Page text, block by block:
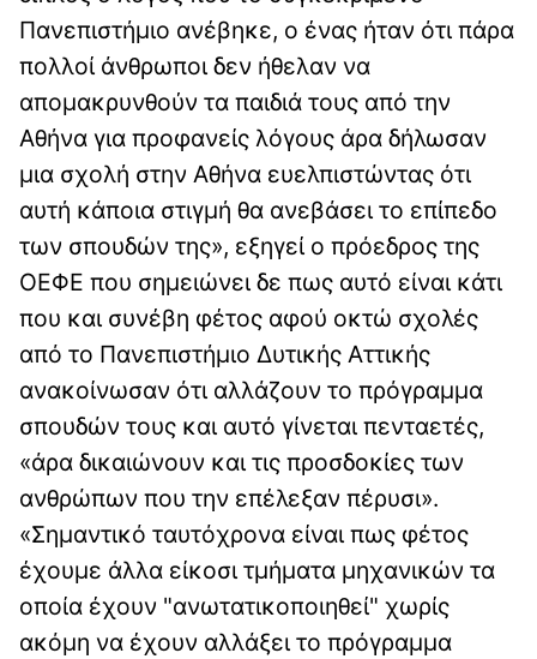
Πανεπιστήμιο ανέβηκε, ο ένας ήταν ότι πάρα
πολλοί άνθρωποι δεν ήθελαν να
απομακρυνθούν τα παιδιά τους από την
Αθήνα για προφανείς λόγους άρα δήλωσαν
μια σχολή στην Αθήνα ευελπιστώντας ότι
αυτή κάποια στιγμή θα ανεβάσει το επίπεδο
των σπουδών της», εξηγεί ο πρόεδρος της
ΟΕΦΕ που σημειώνει δε πως αυτό είναι κάτι
που και συνέβη φέτος αφού οκτώ σχολές
από το Πανεπιστήμιο Δυτικής Αττικής
ανακοίνωσαν ότι αλλάζουν το πρόγραμμα
σπουδών τους και αυτό γίνεται πενταετές,
«άρα δικαιώνουν και τις προσδοκίες των
ανθρώπων που την επέλεξαν πέρυσι».
«Σημαντικό ταυτόχρονα είναι πως φέτος
έχουμε άλλα είκοσι τμήματα μηχανικών τα
οποία έχουν "ανωτατικοποιηθεί" χωρίς
ακόμη να έχουν αλλάξει το πρόγραμμα